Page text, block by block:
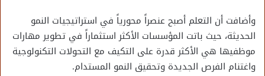
وأضافت أن التعلم أصبح عنصراً محورياً في استراتيجيات النمو
الحديثة، حيث باتت المؤسسات الأكثر استثماراً في تطوير مهارات
موظفيها هي الأكثر قدرة على التكيف مع التحولات التكنولوجية
واغتنام الفرص الجديدة وتحقيق النمو المستدام.